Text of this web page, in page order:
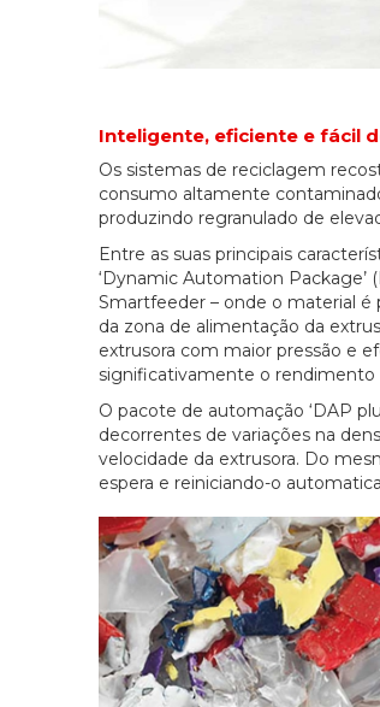
Inteligente, eficiente e fácil
Os sistemas de reciclagem
consumo altamente
produzindo regranulado de
Entre as suas principais
‘Dynamic Automation Package’
Smartfeeder – onde o material é
da zona de alimentação da
extrusora com maior pressão e
significativamente o rendimento
O pacote de automação ‘DAP
decorrentes de variações na
velocidade da extrusora. Do
espera e reiniciando-o